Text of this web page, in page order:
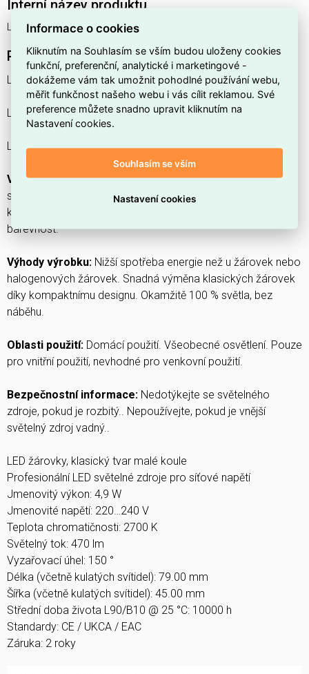
Interní název produktu
LED CLP40 4.9W 827 FR E14 V LEDV
Podrobný popis produktu
LED Classic P 40 V 4.9W 827 Frosted E14
LED CLASSIC P V 4.9W 827 Frosted E14
LED žárovky, klasický tvar malé koule.
Vlastnosti výrobku:Profesionální LED světelné zdroje pro
síťové napětí. Nestmívatelné. Životnost až 15 000 h. Dobrá
kvalita světla, index podání barev R
barevnost.
Výhody výrobku: Nižší spotřeba energie než u žárovek nebo
halogenových žárovek. Snadná výměna klasických žárovek
díky kompaktnímu designu. Okamžitě 100 % světla, bez
náběhu.
Oblasti použití: Domácí použití. Všeobecné osvětlení. Pouze
pro vnitřní použití, nevhodné pro venkovní použití.
Bezpečnostní informace: Nedotýkejte se světelného
zdroje, pokud je rozbitý.. Nepoužívejte, pokud je vnější
světelný zdroj vadný..
LED žárovky, klasický tvar malé koule
Profesionální LED světelné zdroje pro síťové napětí
Jmenovitý výkon: 4,9 W
Jmenovité napětí: 220…240 V
Teplota chromatičnosti: 2700 K
Světelný tok: 470 lm
Vyzařovací úhel: 150 °
Délka (včetně kulatých svítidel): 79.00 mm
Šířka (včetně kulatých svítidel): 45.00 mm
Střední doba života L90/B10 @ 25 °C: 10000 h
Standardy: CE / UKCA / EAC
Záruka: 2 roky
Informace o cookies
Kliknutím na Souhlasím se vším budou uloženy cookies
funkční, preferenční, analytické i marketingové -
dokážeme vám tak umožnit pohodlné používání webu,
měřit funkčnost našeho webu i vás cílit reklamou. Své
preference můžete snadno upravit kliknutím na
Nastavení cookies.
Souhlasím se vším
Nastavení cookies